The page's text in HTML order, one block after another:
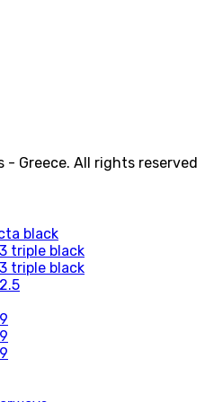
Greece. All rights reserved
black
triple black
triple black